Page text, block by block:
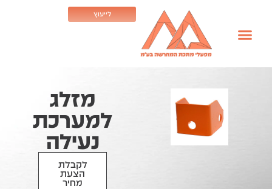
לייעוץ
מזלג
למערכת
נעילה
לקבלת
הצעת
מחיר